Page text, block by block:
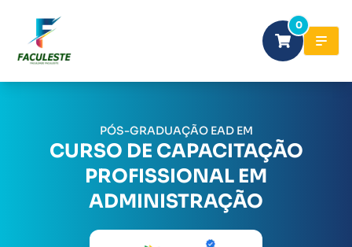
0
PÓS-GRADUAÇÃO EAD EM
CURSO DE CAPACITAÇÃO
PROFISSIONAL EM
ADMINISTRAÇÃO